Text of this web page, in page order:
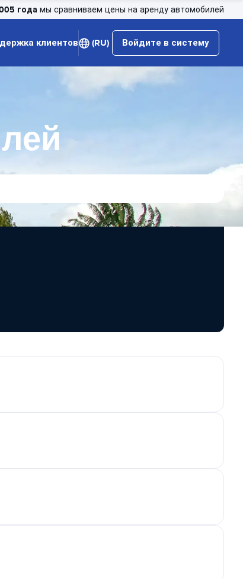
года мы сравниваем цены на аренду автомобилей
клиентов (RU) Войдите в систему